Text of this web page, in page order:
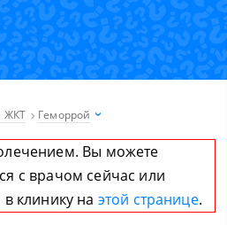
ЖКТ Геморрой
Вы можете
с врачом сейчас или
клинику на этой странице.